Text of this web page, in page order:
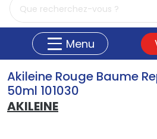
Menu
Akileine Rouge Baume
50ml 101030
AKILEINE